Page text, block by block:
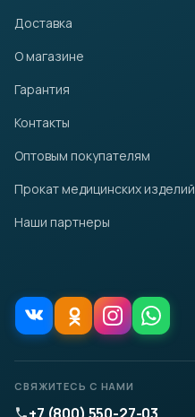
Доставка
О магазине
Гарантия
Контакты
Оптовым покупателям
Прокат медицинских изделий
Наши партнеры
СВЯЖИТЕСЬ С НАМИ